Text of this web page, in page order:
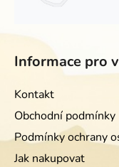
Informace pro
Kontakt
Obchodní podmínky
Podmínky ochrany
Jak nakupovat